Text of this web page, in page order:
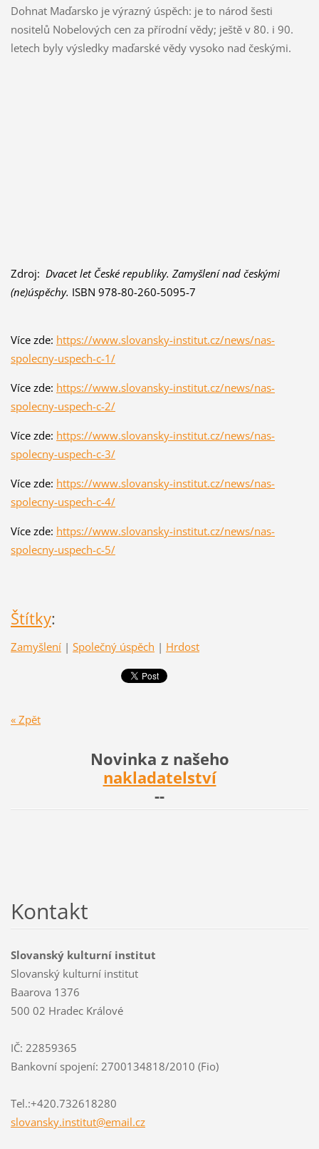
Dohnat Maďarsko je výrazný úspěch: je to národ šesti
nositelů Nobelových cen za přírodní vědy; ještě v 80. i 90.
letech byly výsledky maďarské vědy vysoko nad českými.
Zdroj: Dvacet let České republiky. Zamyšlení nad českými
(ne)úspěchy. ISBN 978-80-260-5095-7
Více zde: https://www.slovansky-institut.cz/news/nas-
spolecny-uspech-c-1/
Více zde: https://www.slovansky-institut.cz/news/nas-
spolecny-uspech-c-2/
Více zde: https://www.slovansky-institut.cz/news/nas-
spolecny-uspech-c-3/
Více zde: https://www.slovansky-institut.cz/news/nas-
spolecny-uspech-c-4/
Více zde: https://www.slovansky-institut.cz/news/nas-
spolecny-uspech-c-5/
Štítky:
Zamyšlení | Společný úspěch | Hrdost
« Zpět
Novinka z našeho
nakladatelství
--
Kontakt
Slovanský kulturní institut
Slovanský kulturní institut
Baarova 1376
500 02 Hradec Králové
IČ: 22859365
Bankovní spojení: 2700134818/2010 (Fio)
Tel.:+420.732618280
slovansky.institut@email.cz